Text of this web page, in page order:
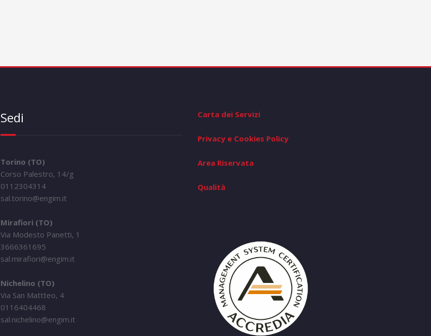
Sedi
Torino (TO)
Corso Palestro, 14/g
0112304314
sal.torino@engim.it
Mirafiori (TO)
Via Modesto Panetti, 1
3666361695
sal.mirafiori@engim.it
Nichelino (TO)
Via San Mattteo, 4
0116404468
sal.nichelino@engim.it
Carta dei Servizi
Privacy e Cookies Policy
Area Riservata
Qualità